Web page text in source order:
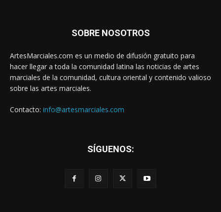
SOBRE NOSOTROS
ArtesMarciales.com es un medio de difusión gratuito para
hacer llegar a toda la comunidad latina las noticias de artes
marciales de la comunidad, cultura oriental y contenido valioso
sobre las artes marciales.
Contacto: info@artesmarciales.com
SÍGUENOS: